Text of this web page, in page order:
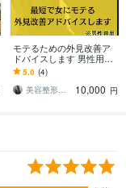
モテるための外見改善ア
ドバイスします 男性用：
最短でモテるようになる
外見改善します
5.0 (4)
美容整形外科スタッフみみ
10,000 円